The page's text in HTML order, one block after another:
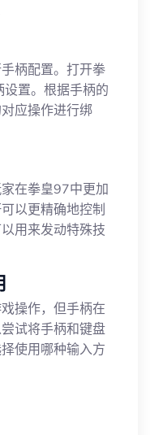
柄配置。打开拳
置。根据手柄的
应操作进行绑
在拳皇97中更加
以更精确地控制
用来发动特殊技
操作，但手柄在
试将手柄和键盘
使用哪种输入方